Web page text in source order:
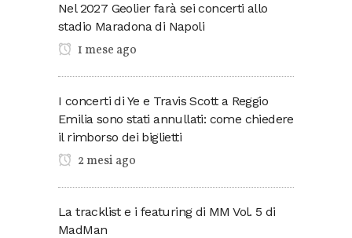
Nel 2027 Geolier farà sei concerti allo
stadio Maradona di Napoli
1 mese ago
I concerti di Ye e Travis Scott a Reggio
Emilia sono stati annullati: come chiedere
il rimborso dei biglietti
2 mesi ago
La tracklist e i featuring di MM Vol. 5 di
MadMan